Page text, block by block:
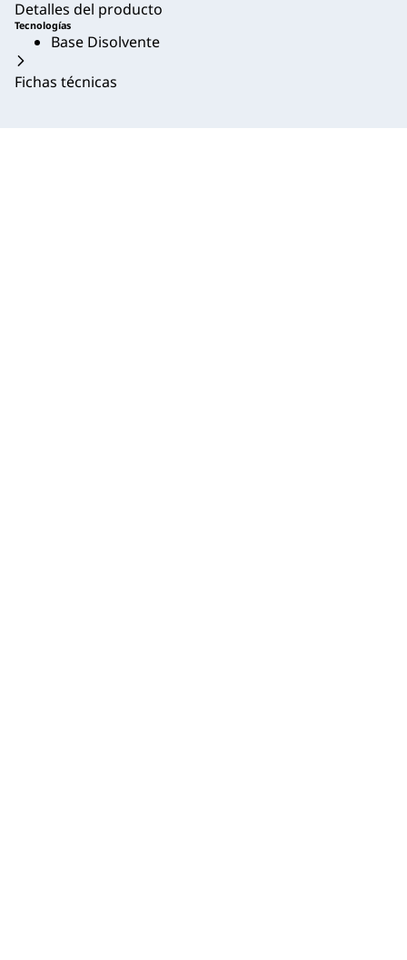
Detalles del producto
Tecnologías
Base Disolvente
Fichas técnicas